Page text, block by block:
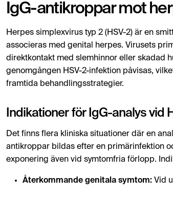
IgG-antikroppar mot
Herpes simplexvirus typ 2 (HSV-2) är en
associeras med genital herpes. Virusets
direktkontakt med slemhinnor eller skadad
genomgången HSV-2-infektion påvisas,
framtida behandlingsstrategier.
Indikationer för IgG-analys vid
Det finns flera kliniska situationer där en
antikroppar bildas efter en primärinfektion
exponering även vid symtomfria förlopp.
Återkommande genitala symtom: Vid